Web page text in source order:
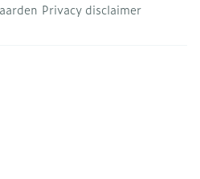
Privacy disclaimer